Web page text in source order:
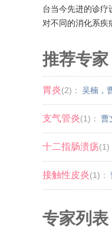
台当今先进的诊
对不同的消化系
推荐专家
胃炎(2)： 吴楠 ，
支气管炎(1)： 曹
十二指肠溃疡(1)
接触性皮炎(1)：
专家列表